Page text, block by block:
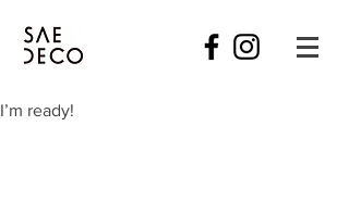
I’m ready!